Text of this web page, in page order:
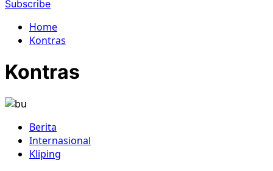
Subscribe
Home
Kontras
Kontras
Berita
Internasional
Kliping